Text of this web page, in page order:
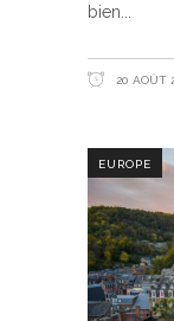
bien
20 AOÛT
EUROPE